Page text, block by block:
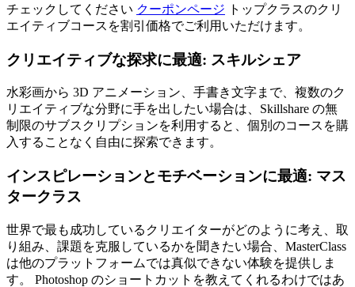
チェックしてください クーポンページ トップクラスのクリ
エイティブコースを割引価格でご利用いただけます。
クリエイティブな探求に最適: スキルシェア
水彩画から 3D アニメーション、手書き文字まで、複数のク
リエイティブな分野に手を出したい場合は、Skillshare の無
制限のサブスクリプションを利用すると、個別のコースを購
入することなく自由に探索できます。
インスピレーションとモチベーションに最適: マス
タークラス
世界で最も成功しているクリエイターがどのように考え、取
り組み、課題を克服しているかを聞きたい場合、MasterClass
は他のプラットフォームでは真似できない体験を提供しま
す。 Photoshop のショートカットを教えてくれるわけではあ